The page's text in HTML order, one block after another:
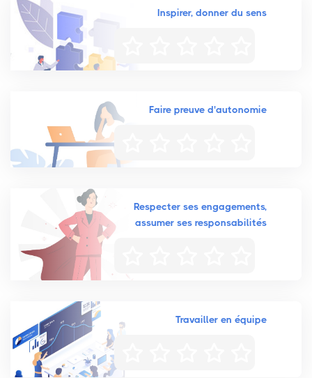
Inspirer, donner du sens
Faire preuve d'autonomie
Respecter ses engagements,
assumer ses responsabilités
Travailler en équipe